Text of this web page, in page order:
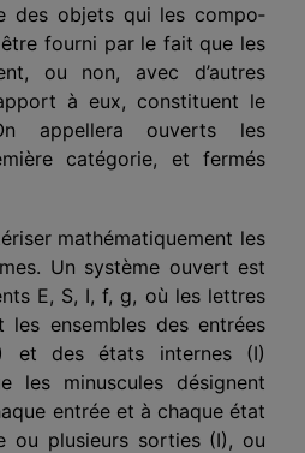
des objets qui les compo­
fourni par le fait que les
ou non, avec d’autres
à eux, constituent le
appellera ouverts les
catégorie, et fermés
mathématiquement les
Un système ouvert est
E, S, I, f, g, où les lettres
les ensembles des entrées
et des états internes (I)
les minuscules désignent
entrée et à chaque état
ou plu­sieurs sorties (I), ou